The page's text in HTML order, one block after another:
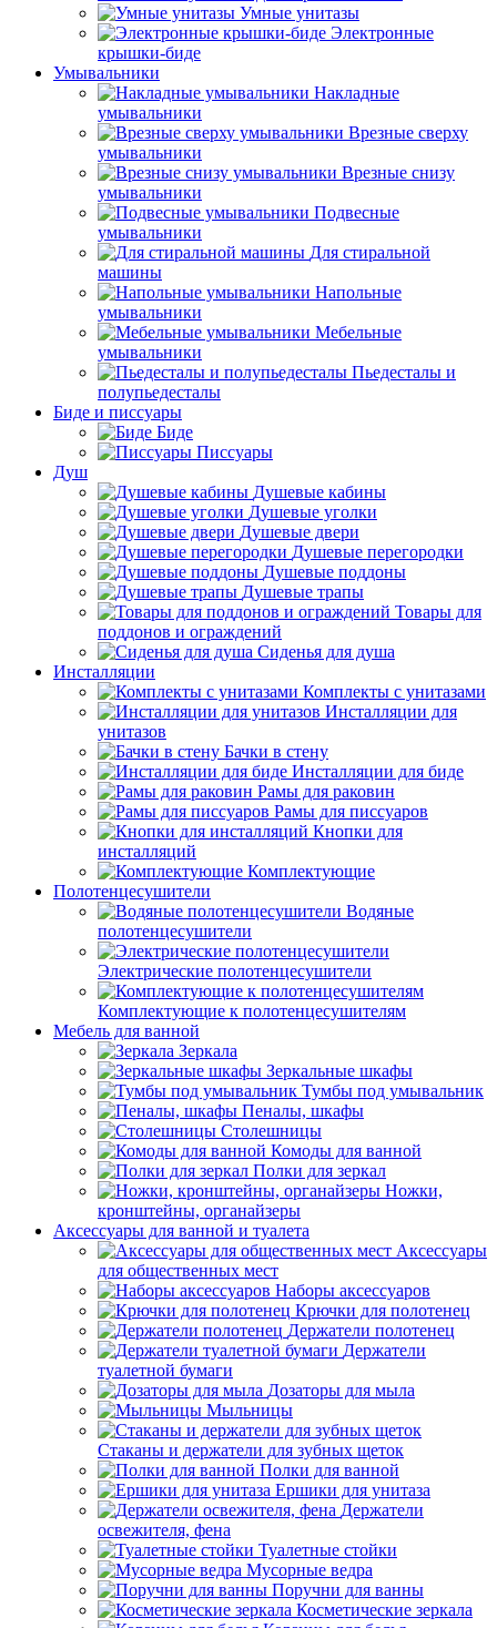
Умные унитазы
Электронные
крышки-биде
Умывальники
Накладные
умывальники
Врезные сверху
умывальники
Врезные снизу
умывальники
Подвесные
умывальники
Для стиральной
машины
Напольные
умывальники
Мебельные
умывальники
Пьедесталы и
полупьедесталы
Биде и писсуары
Биде
Писсуары
Душ
Душевые кабины
Душевые уголки
Душевые двери
Душевые перегородки
Душевые поддоны
Душевые трапы
Товары для
поддонов и ограждений
Сиденья для душа
Инсталляции
Комплекты с унитазами
Инсталляции для
унитазов
Бачки в стену
Инсталляции для биде
Рамы для раковин
Рамы для писсуаров
Кнопки для
инсталляций
Комплектующие
Полотенцесушители
Водяные
полотенцесушители
Электрические полотенцесушители
Комплектующие к полотенцесушителям
Мебель для ванной
Зеркала
Зеркальные шкафы
Тумбы под умывальник
Пеналы, шкафы
Столешницы
Комоды для ванной
Полки для зеркал
Ножки,
кронштейны, органайзеры
Аксессуары для ванной и туалета
Аксессуары
для общественных мест
Наборы аксессуаров
Крючки для полотенец
Держатели полотенец
Держатели
туалетной бумаги
Дозаторы для мыла
Мыльницы
Стаканы и держатели для зубных щеток
Полки для ванной
Ершики для унитаза
Держатели
освежителя, фена
Туалетные стойки
Мусорные ведра
Поручни для ванны
Косметические зеркала